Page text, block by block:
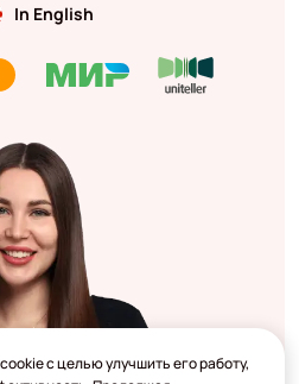
In English
с целью улучшить его работу,